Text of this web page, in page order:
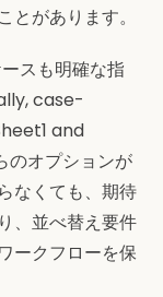
があります。
スも明確な指
case-
and
のオプションが
なくても、期待
、並べ替え要件
ークフローを保